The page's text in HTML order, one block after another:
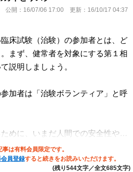
公開： 16/07/06 17:00 更新： 16/10/17 04:37
床試験（治験）の参加者とは、ど
まず、健常者を対象にする第１相
説明しましょう。
加者は「治験ボランティア」と呼
めに、いまだ人間での安全性や…
事は有料会員限定です。
員登録すると続きをお読みいただけます。
(残り544文字／全文685文字)